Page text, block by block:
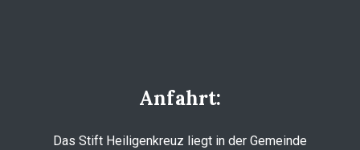
Anfahrt:
Das Stift Heiligenkreuz liegt in der Gemeinde